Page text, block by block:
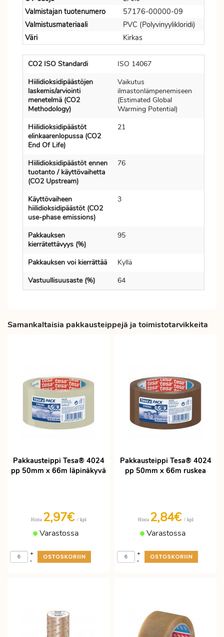
Valmistajan tuotenumero
57176-00000-09
Valmistusmateriaali
PVC (Polyvinyylikloridi)
Väri
Kirkas
CO2 ISO Standardi
ISO 14067
Hiilidioksidipäästöjen
laskemis/arviointi
menetelmä (CO2
Methodology)
Vaikutus
ilmastonlämpenemiseen
(Estimated Global
Warming Potential)
Hiilidioksidipäästöt
elinkaarenlopussa (CO2
End Of Life)
21
Hiilidioksidipäästöt ennen
tuotanto / käyttövaihetta
(CO2 Upstream)
76
Käyttövaiheen
hiilidioksidipäästöt (CO2
use-phase emissions)
3
Pakkauksen
kierrätettävyys (%)
95
Pakkauksen voi kierrättää
Kyllä
Vastuullisuusaste (%)
64
Samankaltaisia pakkausteippejä ja toimistotarvikkeita
Pakkausteippi Tesa® 4024
pp 50mm x 66m läpinäkyvä
Hinta 2,97€ / kpl
Varastossa
-
+
Pakkausteippi Tesa® 4024
pp 50mm x 66m ruskea
Hinta 2,84€ / kpl
Varastossa
-
+